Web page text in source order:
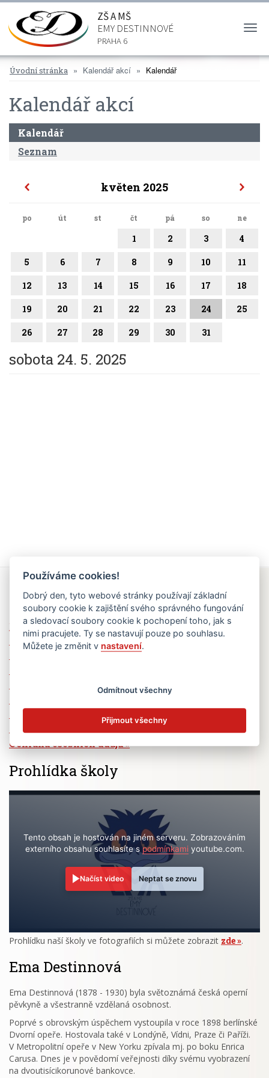
ZŠ A MŠ
EMY DESTINNOVÉ
PRAHA 6
Úvodní stránka Kalendář akcí Kalendář
Kalendář akcí
Kalendář
Seznam
květen 2025
po út st čt pá so ne
1 2 3 4
5 6 7 8 9 10 11
12 13 14 15 16 17 18
19 20 21 22 23 24 25
26 27 28 29 30 31
sobota 24. 5. 2025
Rychlé odkazy
Elektronická žákovská knížka
Jídelní lístek
Volná pracovní místa
Zřizovatel školy (MČ Praha 6)
Ochrana osobních údajů
Prohlídka školy
Tento obsah je hostován na jiném serveru. Zobrazováním
externího obsahu souhlasíte spodmínkamiyoutube.com.
Načíst video Neptat se znovu
Prohlídku naší školy ve fotografiích si můžete zobrazit zde .
Ema Destinnová
Ema Destinnová (1878 - 1930) byla světoznámá česká operní
pěvkyně a všestranně vzdělaná osobnost.
Poprvé s obrovským úspěchem vystoupila v roce 1898 berlínské
Dvorní opeře. Hostovala také v Londýně, Vídni, Praze či Paříži.
V Metropolitní opeře v New Yorku zpívala mj. po boku Enrica
Carusa. Dnes je v povědomí veřejnosti díky svému vyobrazení
na dvoutisícikorunové bankovce.
Používáme cookies!
Dobrý den, tyto webové stránky používají základní
soubory cookie k zajištění svého správného fungování
a sledovací soubory cookie k pochopení toho, jak s
nimi pracujete. Ty se nastavují pouze po souhlasu.
Můžete je změnit v nastavení.
Odmítnout všechny
Přijmout všechny